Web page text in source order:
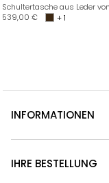
539,00 € + 1
INFORMATIONEN
IHRE BESTELLUNG